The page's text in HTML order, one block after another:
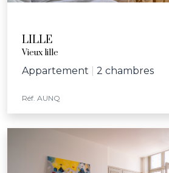
LILLE
Vieux lille
Appartement 2 chambres
Réf. AUNQ